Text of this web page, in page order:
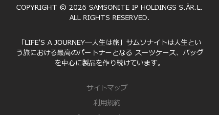
COPYRIGHT © 2026 SAMSONITE IP HOLDINGS S.ÀR.L.
ALL RIGHTS RESERVED.
「LIFE'S A JOURNEY―人生は旅」サムソナイトは人生とい
う旅における最高のパートナーとなる スーツケース、バッグ
を中心に製品を作り続けています。
サイトマップ
利用規約